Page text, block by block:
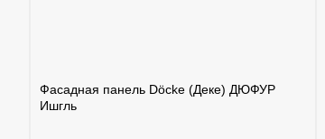
Фасадная панель Döcke (Деке) ДЮФУР
Ишгль